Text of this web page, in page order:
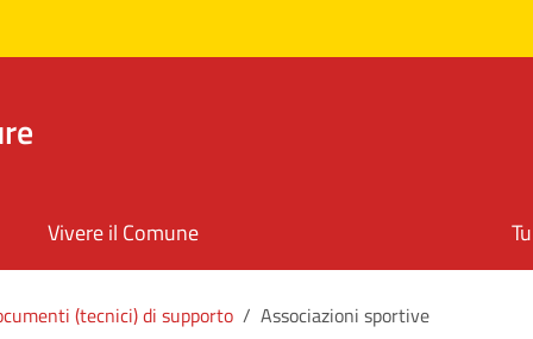
Vivere il Comune
(tecnici) di supporto Associazioni sportive